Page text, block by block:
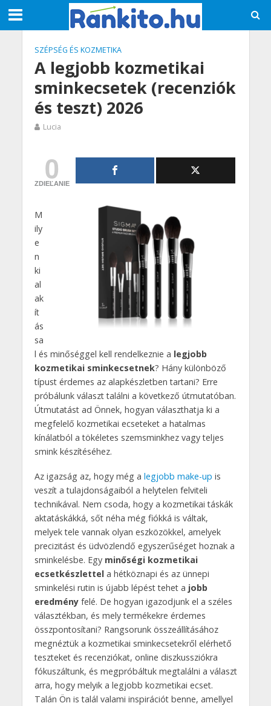
SZÉPSÉG ÉS KOZMETIKA
A legjobb kozmetikai
sminkecsetek (recenziók
és teszt) 2026
Lucia
0
ZDIEĽANIE
M
ily
e
n
ki
al
ak
ít
ás
sa
l és minőséggel kell rendelkeznie a legjobb
kozmetikai sminkecsetnek? Hány különböző
típust érdemes az alapkészletben tartani? Erre
próbálunk választ találni a következő útmutatóban.
Útmutatást ad Önnek, hogyan választhatja ki a
megfelelő kozmetikai ecseteket a hatalmas
kínálatból a tökéletes szemsminkhez vagy teljes
smink készítéséhez.
Az igazság az, hogy még a legjobb make-up is
veszít a tulajdonságaiból a helytelen felviteli
technikával. Nem csoda, hogy a kozmetikai táskák
aktatáskákká, sőt néha még fiókká is váltak,
melyek tele vannak olyan eszközökkel, amelyek
precizitást és üdvözlendő egyszerűséget hoznak a
sminkelésbe. Egy minőségi kozmetikai
ecsetkészlettela hétköznapi és az ünnepi
sminkelési rutin is újabb lépést tehet a jobb
eredményfelé. De hogyan igazodjunk el a széles
választékban, és mely termékekre érdemes
összpontosítani? Rangsorunk összeállításához
megnéztük a kozmetikai sminkecsetekről elérhető
teszteket és recenziókat, online diszkussziókra
fókuszáltunk, és megpróbáltuk megtalálni a választ
arra, hogy melyik a legjobb kozmetikai ecset.
Talán Ön is talál valami inspirációt benne, amellyel